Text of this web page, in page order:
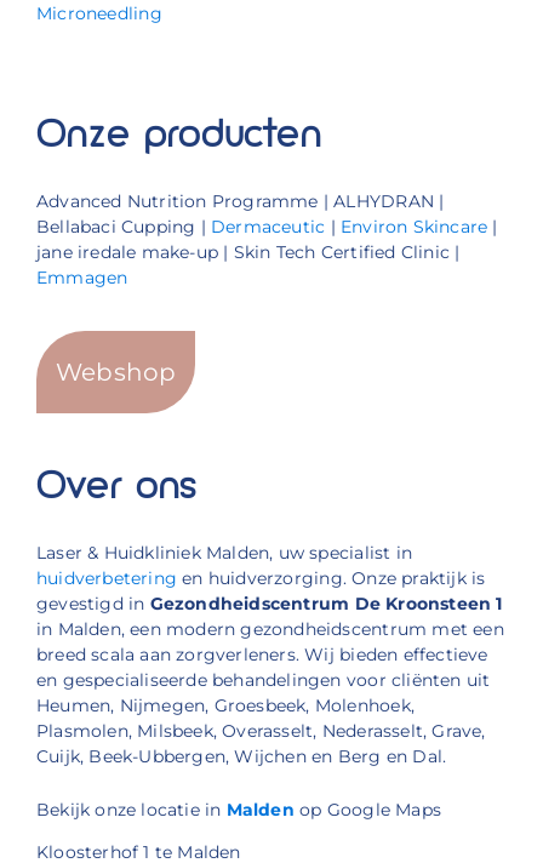
Microneedling
Onze producten
Advanced Nutrition Programme | ALHYDRAN |
Bellabaci Cupping | Dermaceutic | Environ Skincare |
jane iredale make-up | Skin Tech Certified Clinic |
Emmagen
Webshop
Over ons
Laser & Huidkliniek Malden, uw specialist in
huidverbetering en huidverzorging. Onze praktijk is
gevestigd in Gezondheidscentrum De Kroonsteen 1
in Malden, een modern gezondheidscentrum met een
breed scala aan zorgverleners. Wij bieden effectieve
en gespecialiseerde behandelingen voor cliënten uit
Heumen, Nijmegen, Groesbeek, Molenhoek,
Plasmolen, Milsbeek, Overasselt, Nederasselt, Grave,
Cuijk, Beek-Ubbergen, Wijchen en Berg en Dal.
Bekijk onze locatie in Malden op Google Maps
Kloosterhof 1 te Malden